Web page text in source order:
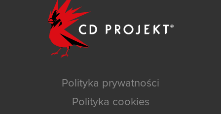
Polityka prywatności
Polityka cookies